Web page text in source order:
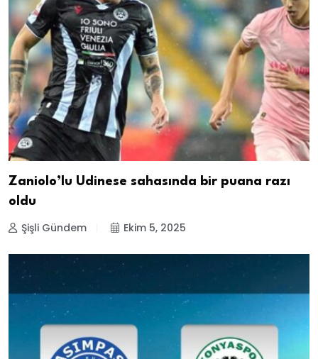
Zaniolo’lu Udinese sahasında bir puana razı
oldu
Şişli Gündem Ekim 5, 2025